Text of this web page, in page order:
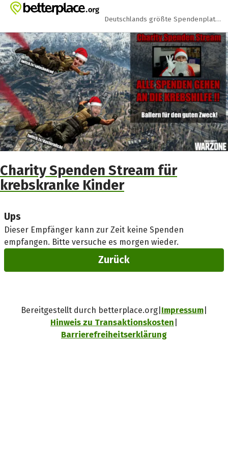
Zum Hauptinhalt springen
Erklärung zur Barrierefreiheit anzeigen
Deutschlands größte Spendenplattform
Charity Spenden Stream für
krebskranke Kinder
Ups
Dieser Empfänger kann zur Zeit keine Spenden
empfangen. Bitte versuche es morgen wieder.
Zurück
Bereitgestellt durch betterplace.org Impressum
Hinweis zu Transaktionskosten
Barrierefreiheitserklärung